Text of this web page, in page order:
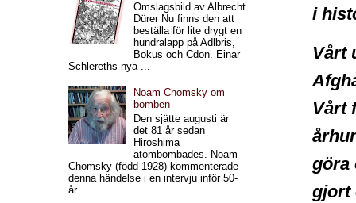
i
Vårt
Vårt
göra
gjort
Omslagsbild av Albrecht
Dürer Nu finns den att
beställa för lite drygt en
hundralapp på Adlbris,
Bokus och Cdon. Einar
Schlereths nya ...
Noam Chomsky om
bomben
Den sjätte augusti är
det 81 år sedan
Hiroshima
atombombades. Noam
Chomsky (född 1928) kommenterade
denna händelse i en intervju inför 50-
år...